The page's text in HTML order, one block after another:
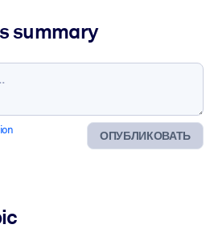
summary
ОПУБЛИКОВАТЬ